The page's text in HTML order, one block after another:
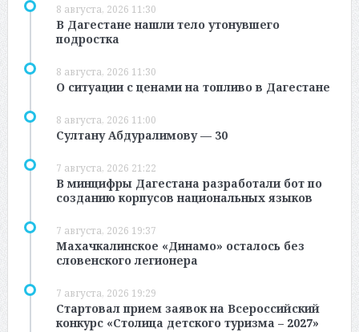
8 августа, 2026 11:30
В Дагестане нашли тело утонувшего
подростка
8 августа, 2026 11:30
О ситуации с ценами на топливо в Дагестане
8 августа, 2026 11:00
Султану Абдуралимову — 30
7 августа, 2026 21:22
В минцифры Дагестана разработали бот по
созданию корпусов национальных языков
7 августа, 2026 19:37
Махачкалинское «Динамо» осталось без
словенского легионера
7 августа, 2026 19:29
Стартовал прием заявок на Всероссийский
конкурс «Столица детского туризма – 2027»